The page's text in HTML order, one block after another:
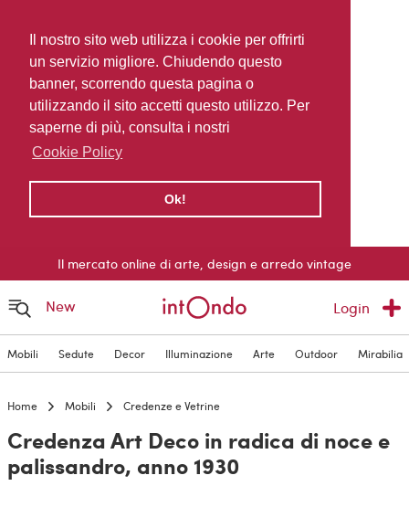
Il nostro sito web utilizza i cookie per offrirti
un servizio migliore. Chiudendo questo
banner, scorrendo questa pagina o
utilizzando il sito accetti questo utilizzo. Per
saperne di più, consulta i nostri
Cookie Policy
Ok!
Il mercato online di arte, design e arredo vintage
New Login
Mobili Sedute Decor Illuminazione Arte Outdoor Mirabilia
Home Mobili Credenze e Vetrine
Credenza Art Deco in radica di noce e
palissandro, anno 1930